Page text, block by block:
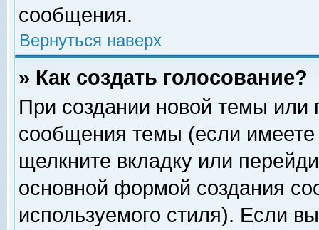
сообщения.
Вернуться наверх
» Как создать голосование?
При создании новой темы или
сообщения темы (если
щелкните вкладку или
основной формой создания
используемого стиля). Если